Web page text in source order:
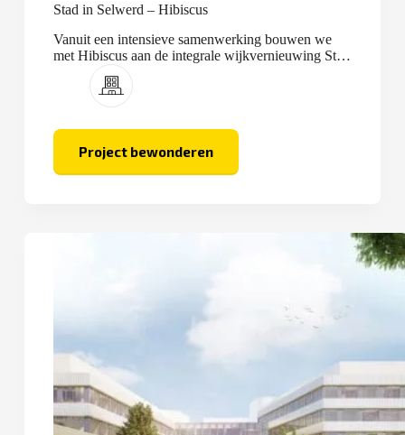
Stad in Selwerd – Hibiscus
Vanuit een intensieve samenwerking bouwen we
met Hibiscus aan de integrale wijkvernieuwing Stad
in Selwerd.
Project bewonderen
Stad
in